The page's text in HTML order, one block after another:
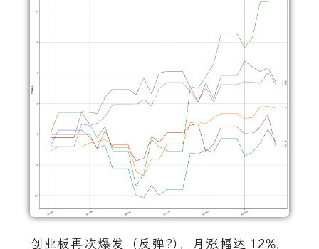
创业板再次爆发（反弹？），月涨幅达 12%，